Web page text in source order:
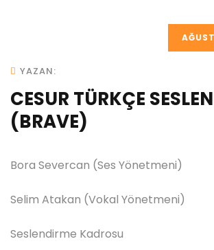
YAZAN:
CESUR TÜRKÇE
(BRAVE)
Bora Severcan (Ses Yönetmeni)
Selim Atakan (Vokal Yönetmeni)
Seslendirme Kadrosu